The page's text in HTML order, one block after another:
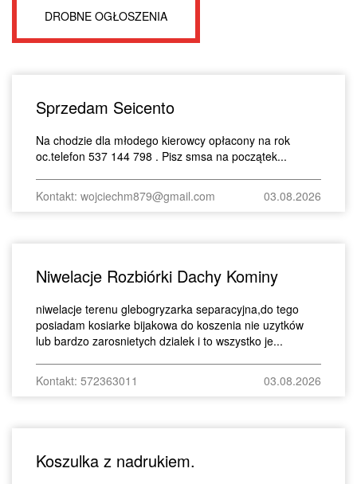
DROBNE OGŁOSZENIA
Sprzedam Seicento
Na chodzie dla młodego kierowcy opłacony na rok
oc.telefon 537 144 798 . Pisz smsa na początek...
Kontakt: wojciechm879@gmail.com 03.08.2026
Niwelacje Rozbiórki Dachy Kominy
niwelacje terenu glebogryzarka separacyjna,do tego
posiadam kosiarke bijakowa do koszenia nie uzytków
lub bardzo zarosnietych dzialek i to wszystko je...
Kontakt: 572363011 03.08.2026
Koszulka z nadrukiem.